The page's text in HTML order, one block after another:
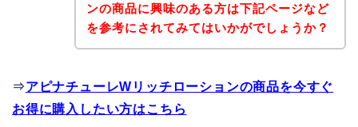
ンの商品に興味のある方は下記ページなど
を参考にされてみてはいかがでしょうか？
⇒アピナチューレWリッチローションの商品を今すぐ
お得に購入したい方はこちら